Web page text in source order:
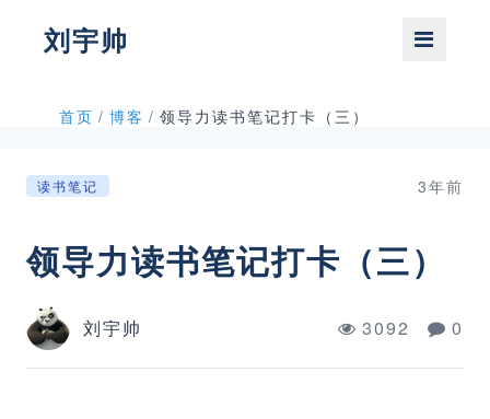
刘宇帅
首页 / 博客 / 领导力读书笔记打卡（三）
读书笔记 3年前
领导力读书笔记打卡（三）
刘宇帅 3092 0